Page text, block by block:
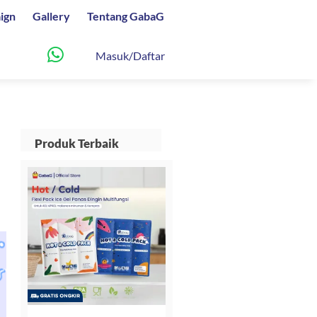
Gallery Tentang GabaG
Masuk/Daftar
Produk Terbaik